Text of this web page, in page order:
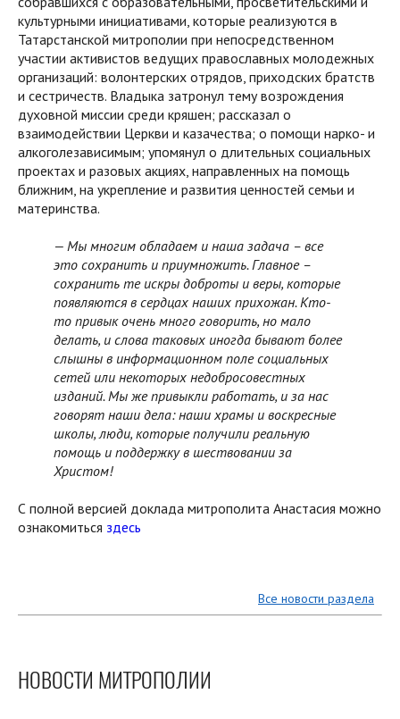
культурными инициативами, которые реализуются в
Татарстанской митрополии при непосредственном
участии активистов ведущих православных молодежных
организаций: волонтерских отрядов, приходских братств
и сестричеств. Владыка затронул тему возрождения
духовной миссии среди кряшен; рассказал о
взаимодействии Церкви и казачества; о помощи нарко- и
алкоголезависимым; упомянул о длительных социальных
проектах и разовых акциях, направленных на помощь
ближним, на укрепление и развития ценностей семьи и
материнства.
— Мы многим обладаем и наша задача – все
это сохранить и приумножить. Главное –
сохранить те искры доброты и веры, которые
появляются в сердцах наших прихожан. Кто-
то привык очень много говорить, но мало
делать, и слова таковых иногда бывают более
слышны в информационном поле социальных
сетей или некоторых недобросовестных
изданий. Мы же привыкли работать, и за нас
говорят наши дела: наши храмы и воскресные
школы, люди, которые получили реальную
помощь и поддержку в шествовании за
Христом!
С полной версией доклада митрополита Анастасия можно
ознакомиться здесь
Все новости раздела
НОВОСТИ МИТРОПОЛИИ